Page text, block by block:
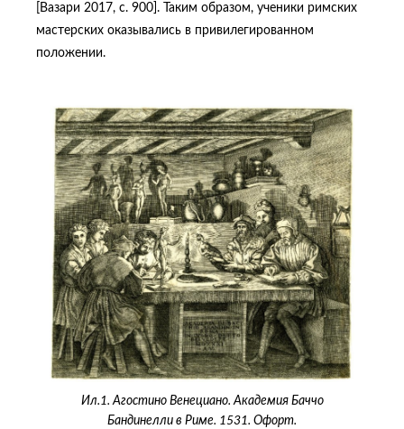
[Вазари 2017, с. 900]. Таким образом, ученики римских
мастерских оказывались в привилегированном
положении.
Ил.1. Агостино Венециано. Академия Баччо
Бандинелли в Риме. 1531. Офорт.